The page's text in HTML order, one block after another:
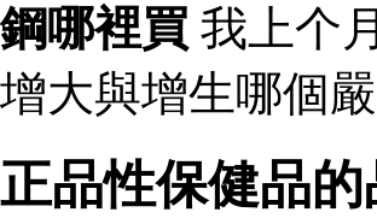
鋼哪裡買 我上个
增大與增生哪個
正品性保健品